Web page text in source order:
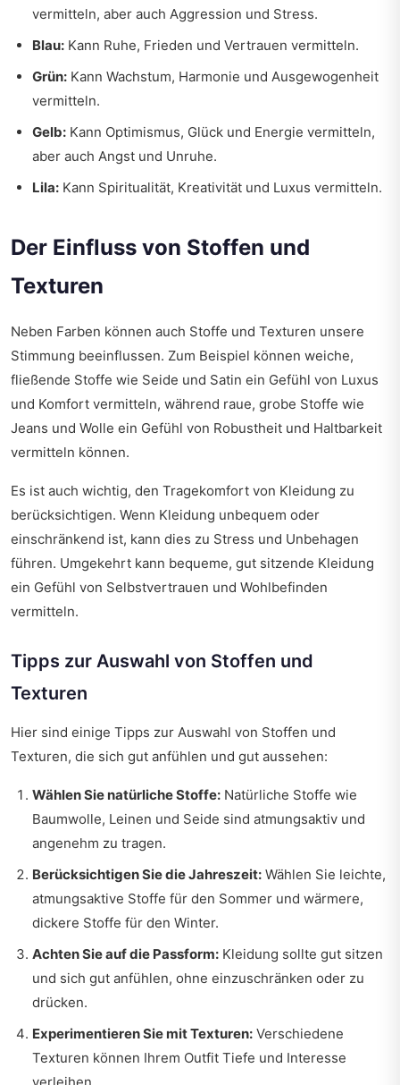
vermitteln, aber auch Aggression und Stress.
Blau: Kann Ruhe, Frieden und Vertrauen vermitteln.
Grün: Kann Wachstum, Harmonie und Ausgewogenheit
vermitteln.
Gelb: Kann Optimismus, Glück und Energie vermitteln,
aber auch Angst und Unruhe.
Lila: Kann Spiritualität, Kreativität und Luxus vermitteln.
Der Einfluss von Stoffen und
Texturen
Neben Farben können auch Stoffe und Texturen unsere
Stimmung beeinflussen. Zum Beispiel können weiche,
fließende Stoffe wie Seide und Satin ein Gefühl von Luxus
und Komfort vermitteln, während raue, grobe Stoffe wie
Jeans und Wolle ein Gefühl von Robustheit und Haltbarkeit
vermitteln können.
Es ist auch wichtig, den Tragekomfort von Kleidung zu
berücksichtigen. Wenn Kleidung unbequem oder
einschränkend ist, kann dies zu Stress und Unbehagen
führen. Umgekehrt kann bequeme, gut sitzende Kleidung
ein Gefühl von Selbstvertrauen und Wohlbefinden
vermitteln.
Tipps zur Auswahl von Stoffen und
Texturen
Hier sind einige Tipps zur Auswahl von Stoffen und
Texturen, die sich gut anfühlen und gut aussehen:
Wählen Sie natürliche Stoffe: Natürliche Stoffe wie
Baumwolle, Leinen und Seide sind atmungsaktiv und
angenehm zu tragen.
Berücksichtigen Sie die Jahreszeit: Wählen Sie leichte,
atmungsaktive Stoffe für den Sommer und wärmere,
dickere Stoffe für den Winter.
Achten Sie auf die Passform: Kleidung sollte gut sitzen
und sich gut anfühlen, ohne einzuschränken oder zu
drücken.
Experimentieren Sie mit Texturen: Verschiedene
Texturen können Ihrem Outfit Tiefe und Interesse